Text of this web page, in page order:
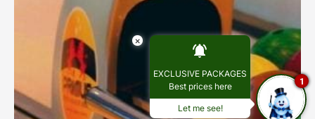
×
EXCLUSIVE PACKAGES
Best prices here
Let me see!
1